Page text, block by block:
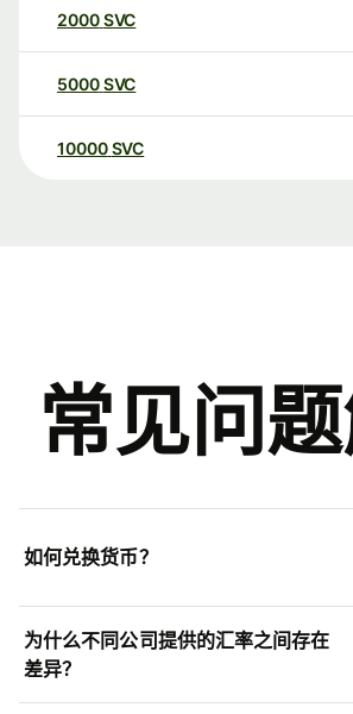
2000SVC
5000SVC
10000 SVC
常见问
如何兑换货币？
为什么不同公司提供的汇率之间存在
差异？